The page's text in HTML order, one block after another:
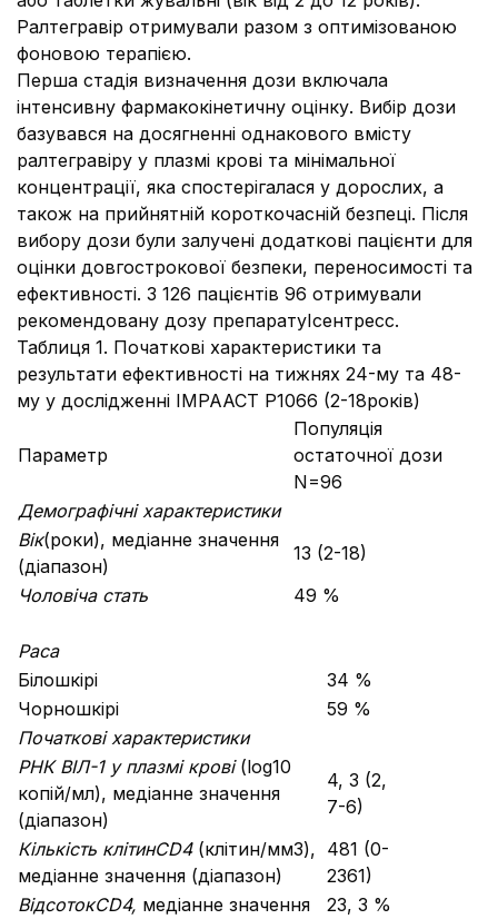
Ралтегравір отримували разом з оптимізованою
фоновою терапією.
Перша стадія визначення дози включала
інтенсивну фармакокінетичну оцінку. Вибір дози
базувався на досягненні однакового вмісту
ралтегравіру у плазмі крові та мінімальної
концентрації, яка спостерігалася у дорослих, а
також на прийнятній короткочасній безпеці. Після
вибору дози були залучені додаткові пацієнти для
оцінки довгострокової безпеки, переносимості та
ефективності. З 126 пацієнтів 96 отримували
рекомендовану дозу препаратуІсентресс.
Таблиця 1. Початкові характеристики та
результати ефективності на тижнях 24-му та 48-
му у дослідженні IMPAACT P1066 (2-18років)
Параметр
Популяція
остаточної дози
N=96
Демографічні характеристики
Вік(роки), медіанне значення
(діапазон)
13 (2-18)
Чоловіча стать
49 %
Раса
Білошкірі
34 %
Чорношкірі
59 %
Початкові характеристики
РНК ВІЛ-1 у плазмі крові(log10
копій/мл), медіанне значення
(діапазон)
4, 3 (2,
7-6)
Кількість клітинCD4(клітин/мм3),
медіанне значення (діапазон)
481 (0-
2361)
ВідсотокCD4, медіанне значення
23, 3 %